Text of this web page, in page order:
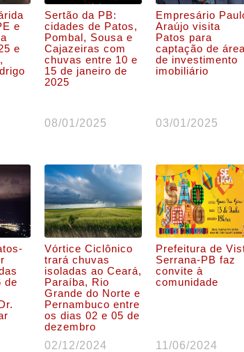
e
e
Sertão da PB:
cidades de Patos,
Pombal, Sousa e
Cajazeiras com
chuvas entre 10 e
15 de janeiro de
2025
08/01/2025
Empresário
Araújo visita
Patos para
captação de
de investimento
imobiliário
03/01/2025
de
Vórtice Ciclônico
trará chuvas
isoladas ao Ceará,
Paraíba, Rio
Grande do Norte e
Pernambuco entre
os dias 02 e 05 de
dezembro
02/12/2024
Prefeitura de
Serrana-PB faz
convite à
comunidade
11/06/2024